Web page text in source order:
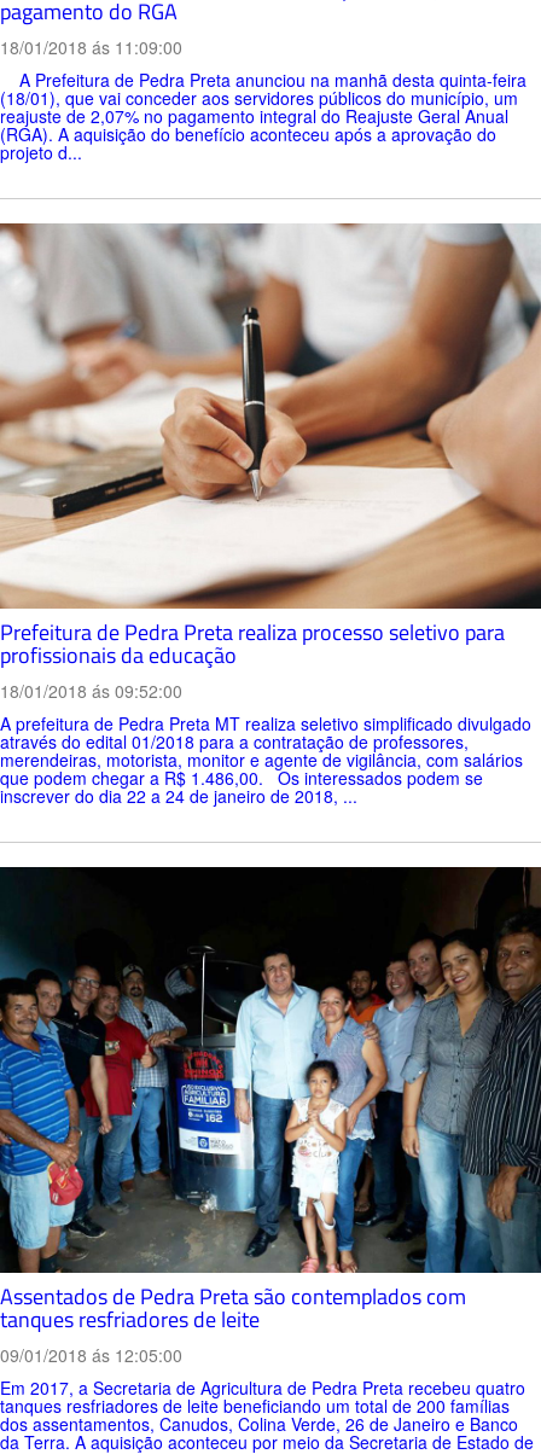
pagamento do RGA
18/01/2018 ás 11:09:00
A Prefeitura de Pedra Preta anunciou na manhã desta quinta-feira
(18/01), que vai conceder aos servidores públicos do município, um
reajuste de 2,07% no pagamento integral do Reajuste Geral Anual
(RGA). A aquisição do benefício aconteceu após a aprovação do
projeto d...
Prefeitura de Pedra Preta realiza processo seletivo para
profissionais da educação
18/01/2018 ás 09:52:00
A prefeitura de Pedra Preta MT realiza seletivo simplificado divulgado
através do edital 01/2018 para a contratação de professores,
merendeiras, motorista, monitor e agente de vigilância, com salários
que podem chegar a R$ 1.486,00. Os interessados podem se
inscrever do dia 22 a 24 de janeiro de 2018, ...
Assentados de Pedra Preta são contemplados com
tanques resfriadores de leite
09/01/2018 ás 12:05:00
Em 2017, a Secretaria de Agricultura de Pedra Preta recebeu quatro
tanques resfriadores de leite beneficiando um total de 200 famílias
dos assentamentos, Canudos, Colina Verde, 26 de Janeiro e Banco
da Terra. A aquisição aconteceu por meio da Secretaria de Estado de